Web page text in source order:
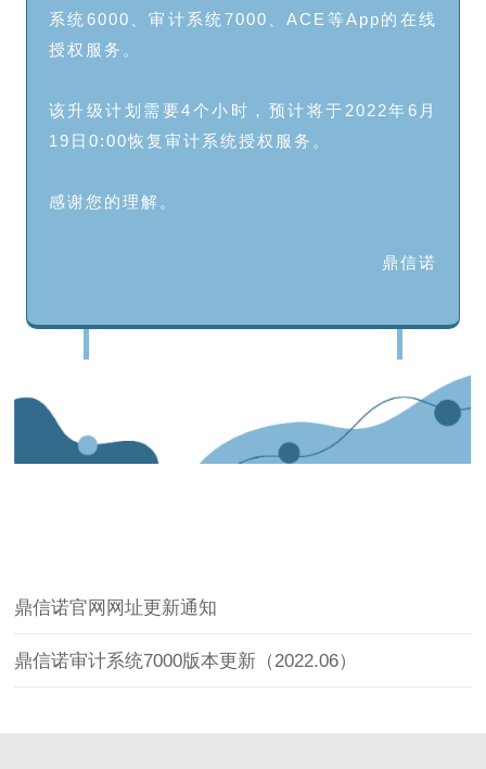
系统6000、审计系统7000、ACE等App的在线
授权服务。
该升级计划需要4个小时，预计将于2022年6月
19日0:00恢复审计系统授权服务。
感谢您的理解。
鼎信诺
鼎信诺官网网址更新通知
鼎信诺审计系统7000版本更新（2022.06）